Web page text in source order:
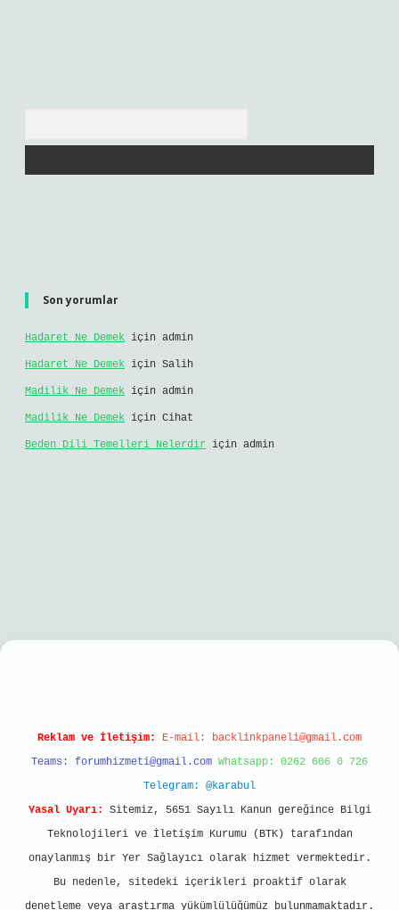
Son yorumlar
Hadaret Ne Demek için admin
Hadaret Ne Demek için Salih
Madilik Ne Demek için admin
Madilik Ne Demek için Cihat
Beden Dili Temelleri Nelerdir için admin
Reklam ve İletişim: E-mail: backlinkpaneli@gmail.com
Teams: forumhizmeti@gmail.com Whatsapp: 0262 606 0 726
Telegram: @karabul
Yasal Uyarı:
Sitemiz, 5651 Sayılı Kanun gereğince Bilgi
Teknolojileri ve İletişim Kurumu (BTK) tarafından
onaylanmış bir Yer Sağlayıcı olarak hizmet vermektedir.
Bu nedenle, sitedeki içerikleri proaktif olarak
denetleme veya araştırma yükümlülüğümüz bulunmamaktadır.